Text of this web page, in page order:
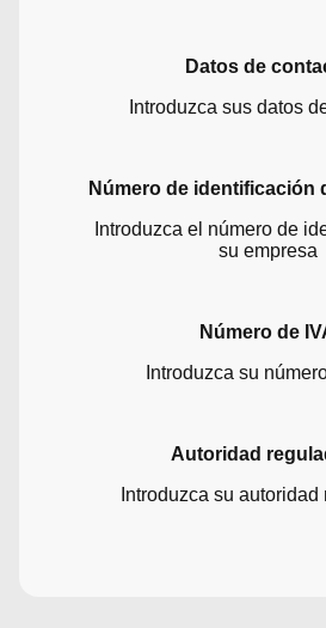
Datos de
Introduzca sus datos
Número de identificación
Introduzca el número de
su empresa
Número de
Introduzca su
Autoridad
Introduzca su autoridad